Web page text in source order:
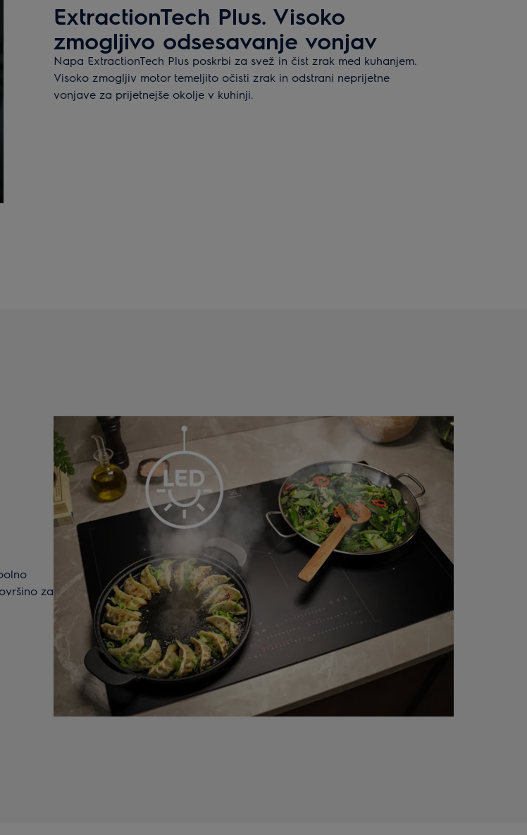
ExtractionTech Plus. Visoko
zmogljivo odsesavanje vonjav
Napa ExtractionTech Plus poskrbi za svež in čist zrak med kuhanjem.
Visoko zmogljiv motor temeljito očisti zrak in odstrani neprijetne
vonjave za prijetnejše okolje v kuhinji.
za